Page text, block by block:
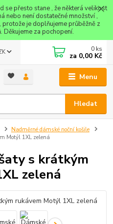
se přesto stane , že některá velikost
nebo není dostatečné množství ,
je doplňujeme průběžně z
za pochopení.
Menu
Hledat
0 ks
za 0,00 Kč
Nadměrné dámské noční košile
Motýl 1XL zelená
s krátkým
zelená